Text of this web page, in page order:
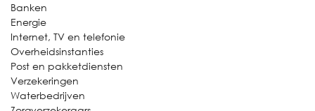
Banken
Energie
Internet, TV en telefonie
Overheidsinstanties
Post en pakketdiensten
Verzekeringen
Waterbedrijven